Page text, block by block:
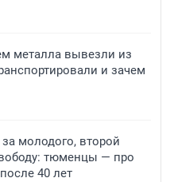
металла вывезли из
и зачем
молодого, второй
тюменцы — про
40 лет